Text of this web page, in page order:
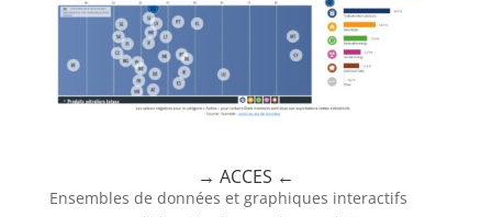
→ ACCES ←
Ensembles de données et graphiques interactifs